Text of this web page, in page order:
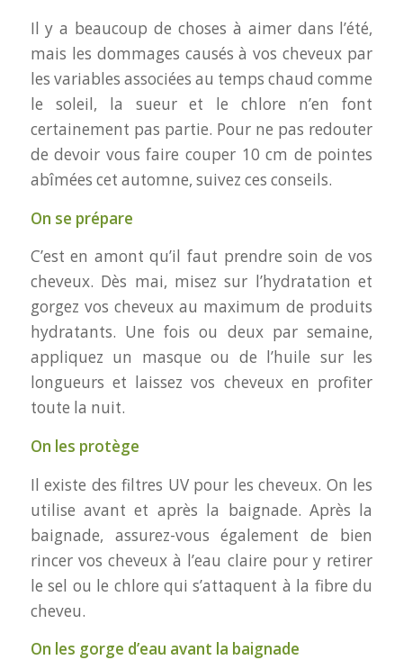
Il y a beaucoup de choses à aimer dans l’été,
mais les dommages causés à vos cheveux par
les variables associées au temps chaud comme
le soleil, la sueur et le chlore n’en font
certainement pas partie. Pour ne pas redouter
de devoir vous faire couper 10 cm de pointes
abîmées cet automne, suivez ces conseils.
On se prépare
C’est en amont qu’il faut prendre soin de vos
cheveux. Dès mai, misez sur l’hydratation et
gorgez vos cheveux au maximum de produits
hydratants. Une fois ou deux par semaine,
appliquez un masque ou de l’huile sur les
longueurs et laissez vos cheveux en profiter
toute la nuit.
On les protège
Il existe des filtres UV pour les cheveux. On les
utilise avant et après la baignade. Après la
baignade, assurez-vous également de bien
rincer vos cheveux à l’eau claire pour y retirer
le sel ou le chlore qui s’attaquent à la fibre du
cheveu.
On les gorge d’eau avant la baignade